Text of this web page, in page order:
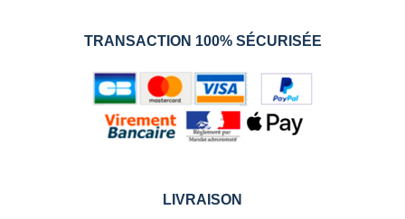
TRANSACTION 100% SÉCURISÉE
LIVRAISON